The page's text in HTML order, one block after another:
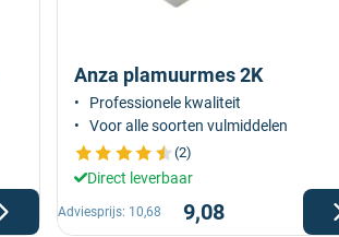
Anza plamuurmes 2K
Professionele kwaliteit
Voor alle soorten vulmiddelen
(2)
Direct leverbaar
9,08
Adviesprijs: 10,68